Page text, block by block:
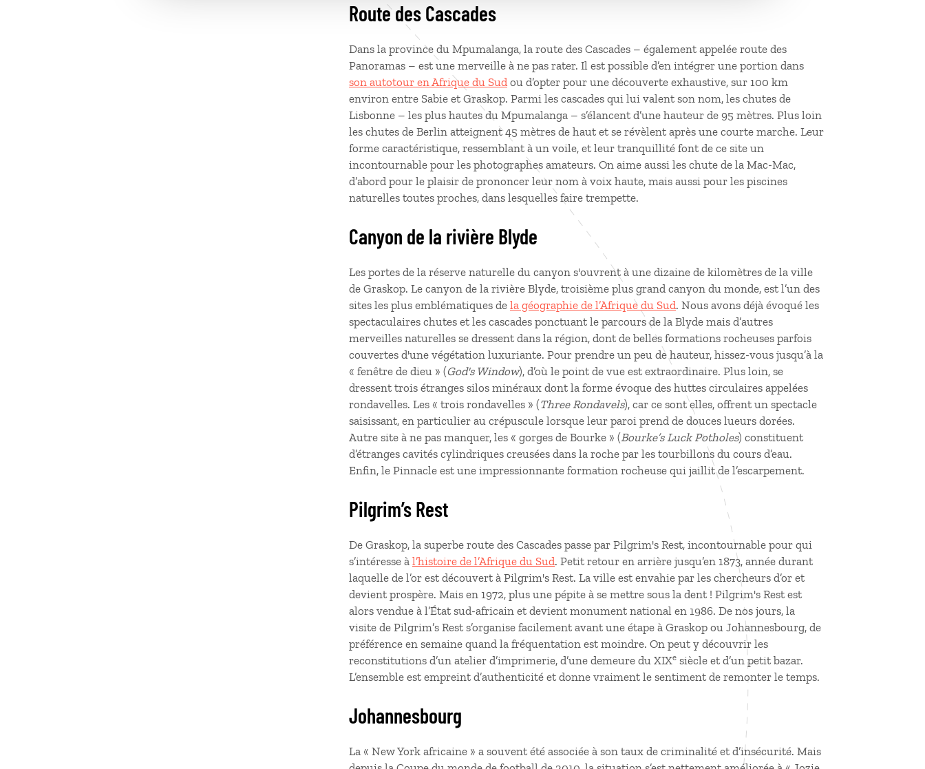
Route des Cascades
Dans la province du Mpumalanga, la route des Cascades – également appelée route des
Panoramas – est une merveille à ne pas rater. Il est possible d’en intégrer une portion dans
son autotour en Afrique du Sud ou d’opter pour une découverte exhaustive, sur 100 km
environ entre Sabie et Graskop. Parmi les cascades qui lui valent son nom, les chutes de
Lisbonne – les plus hautes du Mpumalanga – s’élancent d’une hauteur de 95 mètres. Plus loin
les chutes de Berlin atteignent 45 mètres de haut et se révèlent après une courte marche. Leur
forme caractéristique, ressemblant à un voile, et leur tranquillité font de ce site un
incontournable pour les photographes amateurs. On aime aussi les chute de la Mac-Mac,
d’abord pour le plaisir de prononcer leur nom à voix haute, mais aussi pour les piscines
naturelles toutes proches, dans lesquelles faire trempette.
Canyon de la rivière Blyde
Les portes de la réserve naturelle du canyon s'ouvrent à une dizaine de kilomètres de la ville
de Graskop. Le canyon de la rivière Blyde, troisième plus grand canyon du monde, est l’un des
sites les plus emblématiques de la géographie de l’Afrique du Sud. Nous avons déjà évoqué les
spectaculaires chutes et les cascades ponctuant le parcours de la Blyde mais d’autres
merveilles naturelles se dressent dans la région, dont de belles formations rocheuses parfois
couvertes d'une végétation luxuriante. Pour prendre un peu de hauteur, hissez-vous jusqu’à la
« fenêtre de dieu » (God's Window), d’où le point de vue est extraordinaire. Plus loin, se
dressent trois étranges silos minéraux dont la forme évoque des huttes circulaires appelées
rondavelles. Les « trois rondavelles » (Three Rondavels), car ce sont elles, offrent un spectacle
saisissant, en particulier au crépuscule lorsque leur paroi prend de douces lueurs dorées.
Autre site à ne pas manquer, les « gorges de Bourke » (Bourke’s Luck Potholes) constituent
d’étranges cavités cylindriques creusées dans la roche par les tourbillons du cours d’eau.
Enfin, le Pinnacle est une impressionnante formation rocheuse qui jaillit de l’escarpement.
Pilgrim’s Rest
De Graskop, la superbe route des Cascades passe par Pilgrim's Rest, incontournable pour qui
s’intéresse à l’histoire de l’Afrique du Sud. Petit retour en arrière jusqu’en 1873, année durant
laquelle de l’or est découvert à Pilgrim's Rest. La ville est envahie par les chercheurs d’or et
devient prospère. Mais en 1972, plus une pépite à se mettre sous la dent ! Pilgrim's Rest est
alors vendue à l’État sud-africain et devient monument national en 1986. De nos jours, la
visite de Pilgrim’s Rest s’organise facilement avant une étape à Graskop ou Johannesbourg, de
préférence en semaine quand la fréquentation est moindre. On peut y découvrir les
reconstitutions d’un atelier d’imprimerie, d’une demeure du XIXe siècle et d’un petit bazar.
L’ensemble est empreint d’authenticité et donne vraiment le sentiment de remonter le temps.
Johannesbourg
La « New York africaine » a souvent été associée à son taux de criminalité et d’insécurité. Mais